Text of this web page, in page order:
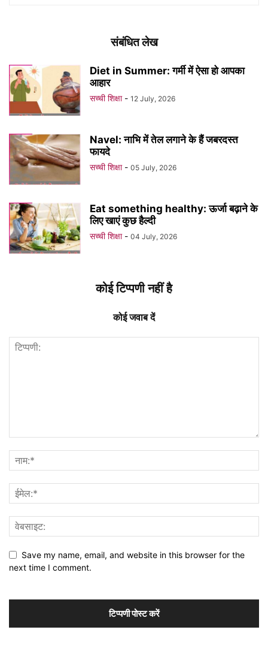
संबंधित लेख
Diet in Summer: गर्मी में ऐसा हो आपका
आहार
सच्ची शिक्षा - 12 July, 2026
Navel: नाभि में तेल लगाने के हैं जबरदस्त
फायदे
सच्ची शिक्षा - 05 July, 2026
Eat something healthy: ऊर्जा बढ़ाने के
लिए खाएं कुछ हैल्दी
सच्ची शिक्षा - 04 July, 2026
कोई टिप्पणी नहीं है
कोई जवाब दें
Save my name, email, and website in this browser for the
next time I comment.